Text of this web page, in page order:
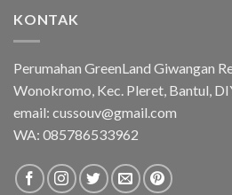
KONTAK
Perumahan GreenLand Giwangan
Wonokromo, Kec. Pleret, Bantul,
email: cussouv@gmail.com
WA: 085786533962